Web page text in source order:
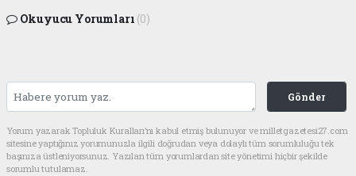
Okuyucu Yorumları (0)
Gönder
Yorum yazarak Topluluk Kuralları’nı kabul etmiş bulunuyor ve milletgazetesi27.com
sitesine yaptığınız yorumunuzla ilgili doğrudan veya dolaylı tüm sorumluluğu tek
başınıza üstleniyorsunuz. Yazılan tüm yorumlardan site yönetimi hiçbir şekilde
sorumlu tutulamaz.